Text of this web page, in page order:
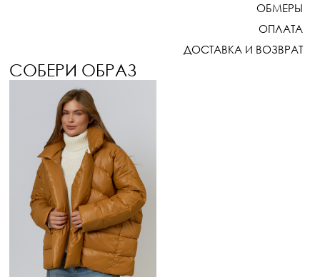
ОБМЕРЫ
ОПЛАТА
ДОСТАВКА И ВОЗВРАТ
СОБЕРИ ОБРАЗ